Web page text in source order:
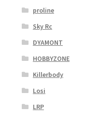
proline
Sky Rc
DYAMONT
HOBBYZONE
Killerbody
Losi
LRP